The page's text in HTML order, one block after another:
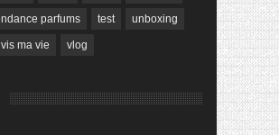
parfums test unboxing
vis ma vie vlog